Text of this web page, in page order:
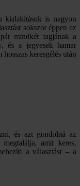
kialakításuk is nagyon
sokszor éppen ez
mindkét tagjának a
és a jegyesek hamar
keresgélés után
és azt gondolná az
amit keres.
a választást – a